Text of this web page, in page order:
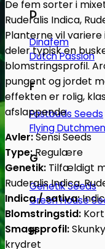
D
Dinafem
Dutch Passion
F
Fastbuds Seeds
Flying Dutchmen
G
Genetik Seeds
Green House
H
De fem sorter i
Ruderalis Indica,
Planterne vil
deler typisk en
blomstringsprofil.
pungent og jordet
effekten er rolig,
afslappende.
Avler:Sensi Seeds
Type:Regulære
Genetik: Tilfældigt
Ruderalis Indica,
Indica / sativa:
Blomstringstid:
Smagsprofil:
krydret